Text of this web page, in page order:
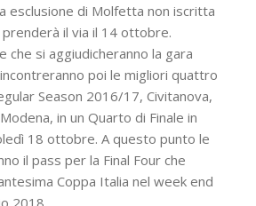
esclusione di Molfetta non iscritta
prenderà il via il 14 ottobre.
che si aggiudicheranno la gara
poi le migliori quattro
Season 2016/17, Civitanova,
in un Quarto di Finale in
18 ottobre. A questo punto le
il pass per la Final Four che
Coppa Italia nel week end